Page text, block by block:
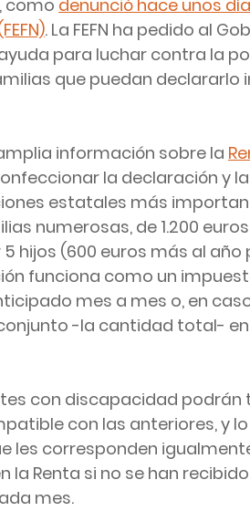
como denunció hace unos
. La FEFN ha pedido al
para luchar contra la
que puedan declararlo
información sobre la
la declaración y
estatales más
numerosas, de 1.200 euros
hijos (600 euros más al
funciona como un
mes a mes o, en
-la cantidad total-
con discapacidad
con las anteriores, y
les corresponden
la Renta si no se han
mes.